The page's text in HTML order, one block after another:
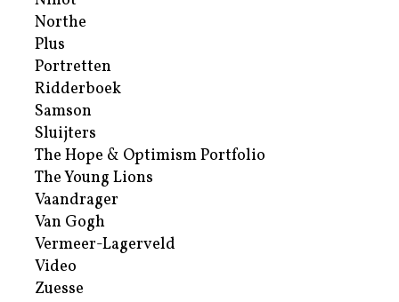
Northe
Plus
Portretten
Ridderboek
Samson
Sluijters
The Hope & Optimism Portfolio
The Young Lions
Vaandrager
Van Gogh
Vermeer-Lagerveld
Video
Zuesse